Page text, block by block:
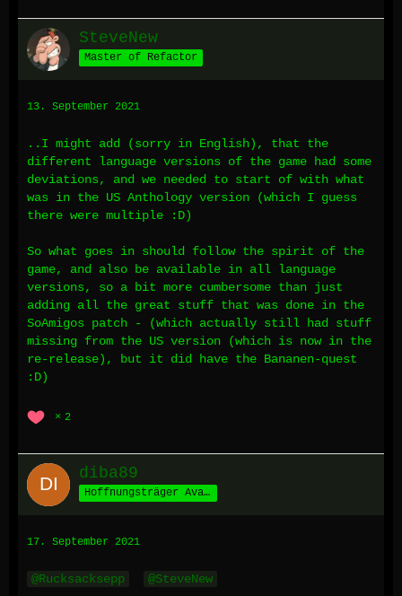
SteveNew
Master of Refactor
13. September 2021
..I might add (sorry in English), that the
different language versions of the game had some
deviations, and we needed to start of with what
was in the US Anthology version (which I guess
there were multiple :D)
So what goes in should follow the spirit of the
game, and also be available in all language
versions, so a bit more cumbersome than just
adding all the great stuff that was done in the
SoAmigos patch - (which actually still had stuff
missing from the US version (which is now in the
re-release), but it did have the Bananen-quest
:D)
2
diba89
Hoffnungsträger Avalons
17. September 2021
Rucksacksepp SteveNew